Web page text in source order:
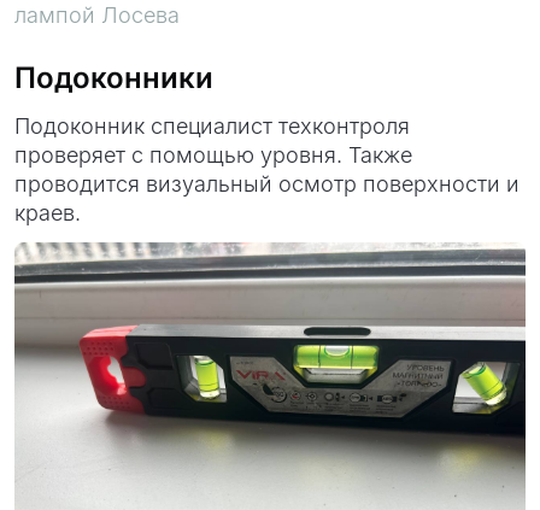
лампой Лосева
Подоконники
Подоконник специалист техконтроля
проверяет с помощью уровня. Также
проводится визуальный осмотр поверхности и
краев.